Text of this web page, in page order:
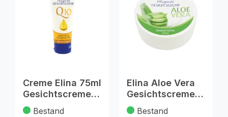
Creme Elina 75ml
Gesichtscreme
Q10 in Tube
Bestand
Elina Aloe Vera
Gesichtscreme
75ml in Dose
Bestand